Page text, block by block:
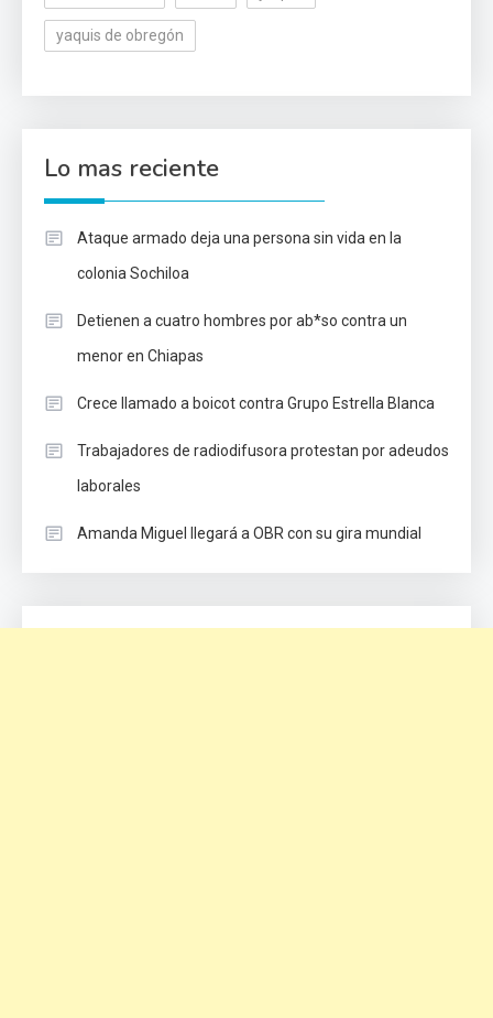
yaquis de obregón
Lo mas reciente
Ataque armado deja una persona sin vida en la
colonia Sochiloa
Detienen a cuatro hombres por ab*so contra un
menor en Chiapas
Crece llamado a boicot contra Grupo Estrella Blanca
Trabajadores de radiodifusora protestan por adeudos
laborales
Amanda Miguel llegará a OBR con su gira mundial